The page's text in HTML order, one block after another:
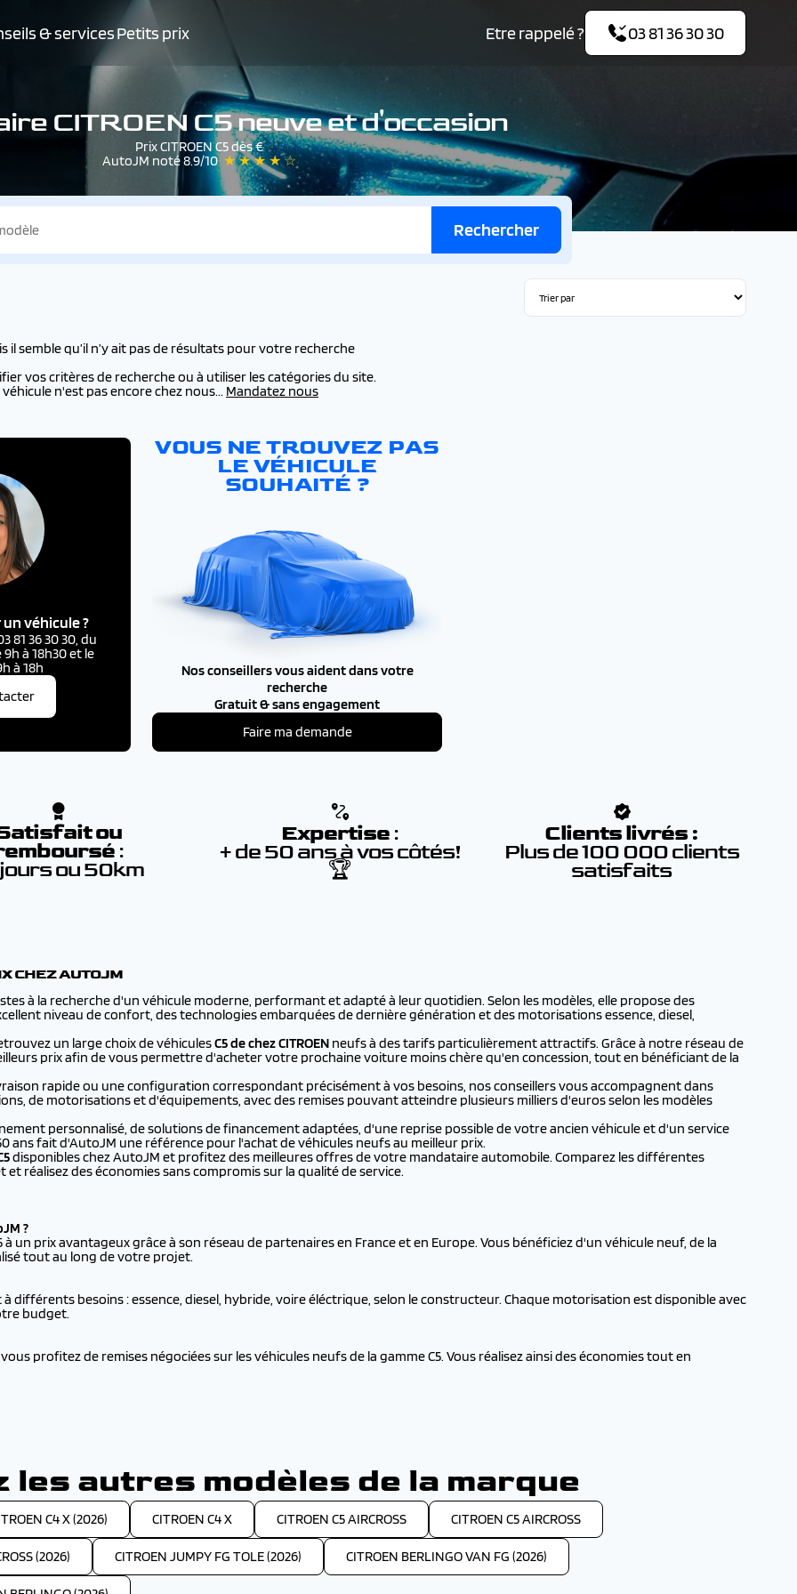
& servicesPetits prix Etre rappelé ? 03 81 36 30 30
CITROEN C5 neuve et d'occasion
Prix CITROEN C5 dès €
AutoJM noté 8.9/10 ★ ★ ★ ★ ☆
Rechercher
il semble qu’il n’y ait pas de résultats pour votre recherche
vos critères de recherche ou à utiliser les catégories du site.
n'est pas encore chez nous... Mandatez nous
véhicule ?
81 36 30 30, du
à 18h30 et le
à 18h
VOUS NE TROUVEZ PAS
LE VÉHICULE
SOUHAITÉ ?
Nos conseillers vous aident dans votre
recherche
Gratuit & sans engagement
Faire ma demande
ou
:
ou 50km
Expertise :
+ de 50 ans à vos côtés!
🏆
Clients livrés :
Plus de 100 000 clients
satisfaits
CHEZ AUTOJM
à la recherche d'un véhicule moderne, performant et adapté à leur quotidien. Selon les modèles, elle propose des
niveau de confort, des technologies embarquées de dernière génération et des motorisations essence, diesel,
un large choix de véhiculesC5 de chez CITROEN neufs à des tarifs particulièrement attractifs. Grâce à notre réseau de
prix afin de vous permettre d'acheter votre prochaine voiture moins chère qu'en concession, tout en bénéficiant de la
rapide ou une configuration correspondant précisément à vos besoins, nos conseillers vous accompagnent dans
de motorisations et d'équipements, avec des remises pouvant atteindre plusieurs milliers d'euros selon les modèles
personnalisé, de solutions de financement adaptées, d'une reprise possible de votre ancien véhicule et d'un service
ans fait d'AutoJM une référence pour l'achat de véhicules neufs au meilleur prix.
disponibles chez AutoJM et profitez des meilleures offres de votre mandataire automobile. Comparez les différentes
réalisez des économies sans compromis sur la qualité de service.
?
un prix avantageux grâce à son réseau de partenaires en France et en Europe. Vous bénéficiez d'un véhicule neuf, de la
tout au long de votre projet.
différents besoins : essence, diesel, hybride, voire éléctrique, selon le constructeur. Chaque motorisation est disponible avec
budget.
profitez de remises négociées sur les véhicules neufs de la gamme C5. Vous réalisez ainsi des économies tout en
les autres modèles de la marque
C4 X (2026) CITROEN C4 X CITROEN C5 AIRCROSS CITROEN C5 AIRCROSS
(2026) CITROEN JUMPY FG TOLE (2026) CITROEN BERLINGO VAN FG (2026)